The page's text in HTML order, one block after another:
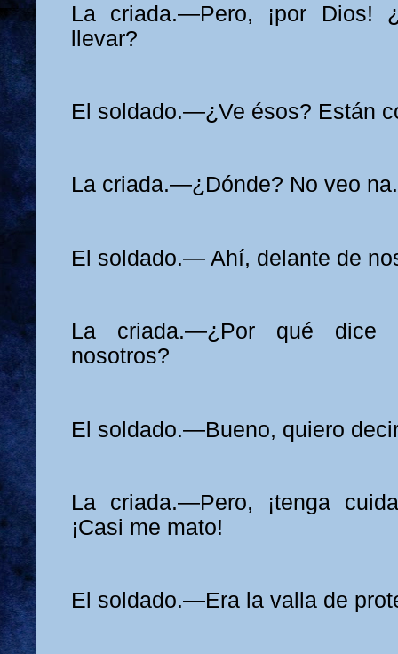
La criada.—Pero, ¡por Dios!
llevar?
El soldado.—¿Ve ésos? Están
La criada.—¿Dónde? No veo na.
El soldado.— Ahí, delante de
La criada.—¿Por qué dice
nosotros?
El soldado.—Bueno, quiero
La criada.—Pero, ¡tenga
¡Casi me mato!
El soldado.—Era la valla de